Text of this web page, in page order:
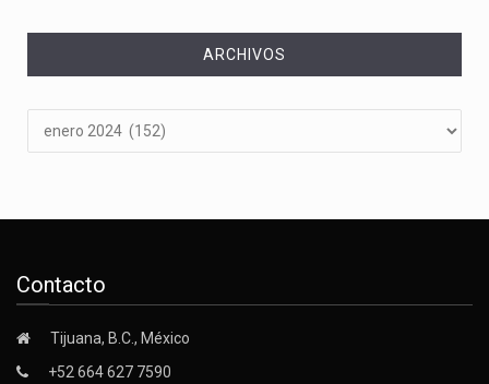
ARCHIVOS
Contacto
Tijuana, B.C., México
+52 664 627 7590